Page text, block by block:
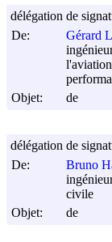
De:
Gérard
Objet:
de
délégation de
De:
Bruno
civile
Objet:
de
délégation de